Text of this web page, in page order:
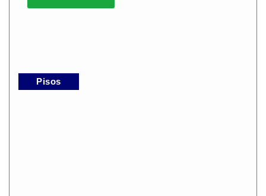
Pisos